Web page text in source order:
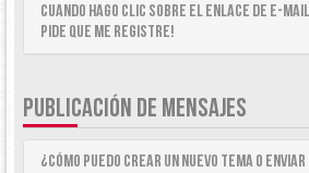
Cuando hago clic sobre el enlace de e-mail
pide que me registre!
PUBLICACIÓN DE MENSAJES
¿Cómo puedo crear un nuevo tema o